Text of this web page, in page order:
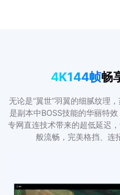
4K144帧畅
无论是“翼世”羽翼的细腻纹理
是副本中BOSS技能的华丽特
专网直连技术带来的超低延迟
般流畅，完美格挡、连